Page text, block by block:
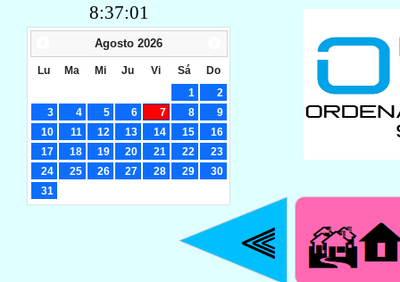
8:37:02
Agosto 2026
Lu Ma Mi Ju Vi Sá
Do
1
2
3
4 5 6 7 8
9
10
11 12 13 14 15
16
17
18 19 20 21 22
23
24
25 26 27 28 29
30
31